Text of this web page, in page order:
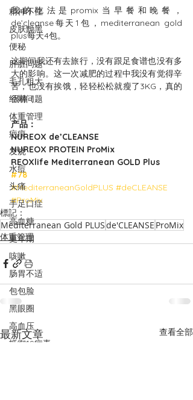
精神不佳
皮肤黝黑
便秘
肝脏问题
毛孔粗大
经期问题
体重管理
疤痕
发烧
水痘
头痛
手足口症
高血糖
更年期
咳嗽
肠胃不适
包包脸
黑眼圈
高血压
抵御19病毒
我的吃法是promix当早餐和晚餐，
de’cleanse每天1包，mediterranean gold
plus每天4包。
这期间我还有去旅行，没有跟足食谱也没有多
大的影响。这一次减肥的过程中我没有觉得辛
苦，也没有挨饿，轻轻松松就瘦了3KG，真的
很棒！
产品：
NUREOX de’CLEANSE
NUREOX PROTEIN ProMix
REOXlife Mediterranean GOLD Plus
#78
#MediterraneanGoldPLUS #deCLEANSE
#ProMix
標記：
Mediterranean Gold PLUSde'CLEANSE ProMix
体重管理
最新文章 查看全部